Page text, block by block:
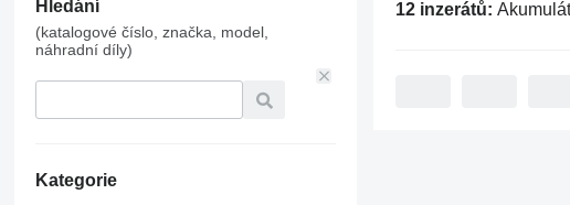
Hledání
(katalogové číslo, značka, model,
náhradní díly)
Kategorie
12 inzerátů: